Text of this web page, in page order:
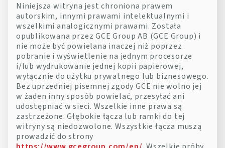
Niniejsza witryna jest chroniona prawem
autorskim, innymi prawami intelektualnymi i
wszelkimi analogicznymi prawami. Została
opublikowana przez GCE Group AB (GCE Group) i
nie może być powielana inaczej niż poprzez
pobranie i wyświetlenie na jednym procesorze
i/lub wydrukowanie jednej kopii papierowej,
wyłącznie do użytku prywatnego lub biznesowego.
Bez uprzedniej pisemnej zgody GCE nie wolno jej
w żaden inny sposób powielać, przesyłać ani
udostępniać w sieci. Wszelkie inne prawa są
zastrzeżone. Głębokie łącza lub ramki do tej
witryny są niedozwolone. Wszystkie łącza muszą
prowadzić do strony